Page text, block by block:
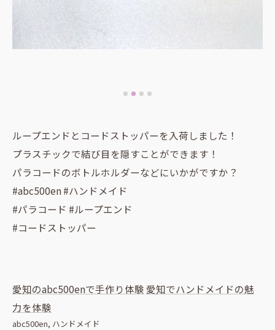
ループエンドとコードストッパーを入荷しました！
プラスチックで結び目を隠すことができます！
パラコードのボトルホルダーなどにいかがですか？
#abc500en #ハンドメイド
#パラコード #ループエンド
#コードストッパー
愛知のabc500enで手作り体験 愛知でハンドメイドの魅
力を体験
abc500en ハンドメイド